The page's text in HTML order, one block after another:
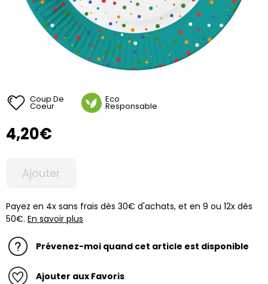
Coup De
Coeur
Eco
Responsable
4,20€
Ajouter
Payez en 4x sans frais dès 30€ d'achats, et en 9 ou 12x dès
50€. En savoir plus
Prévenez-moi quand cet article est disponible
Ajouter aux Favoris